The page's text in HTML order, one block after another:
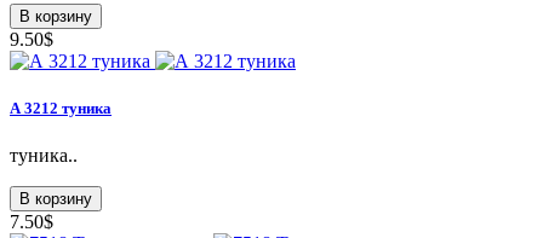
В корзину
9.50$
А 3212 туника
туника..
В корзину
7.50$